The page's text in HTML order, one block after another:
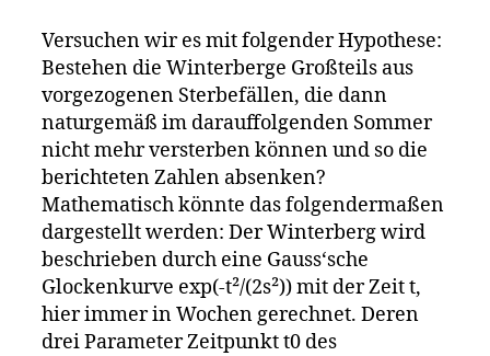
Versuchen wir es mit folgender Hypothese:
Bestehen die Winterberge Großteils aus
vorgezogenen Sterbefällen, die dann
naturgemäß im darauffolgenden Sommer
nicht mehr versterben können und so die
berichteten Zahlen absenken?
Mathematisch könnte das folgendermaßen
dargestellt werden: Der Winterberg wird
beschrieben durch eine Gauss‘sche
Glockenkurve exp(-t²/(2s²)) mit der Zeit t,
hier immer in Wochen gerechnet. Deren
drei Parameter Zeitpunkt t0 des